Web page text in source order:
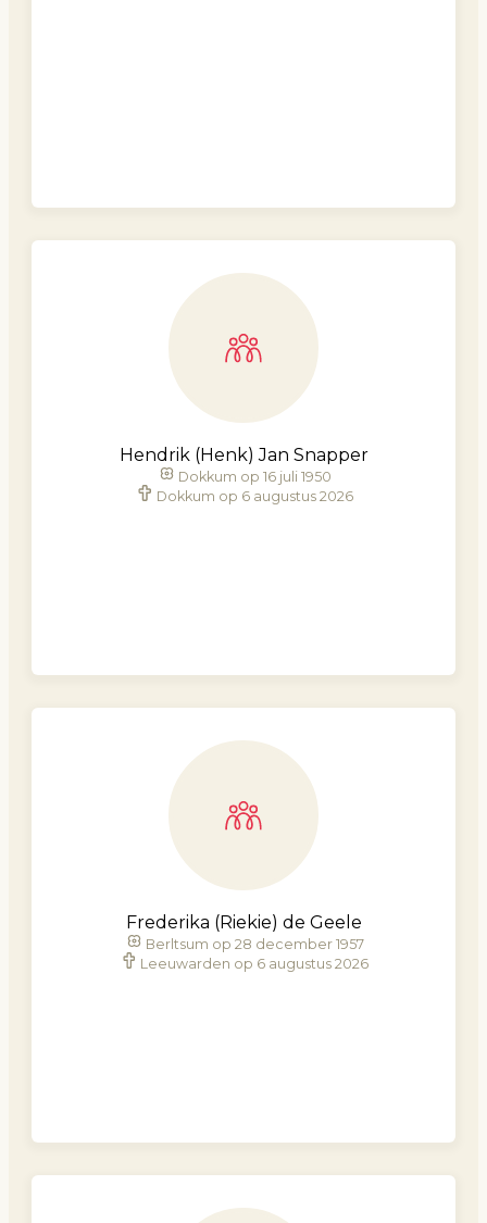
Hendrik (Henk) Jan Snapper
Dokkum op 16 juli 1950
Dokkum op 6 augustus 2026
Frederika (Riekie) de Geele
Berltsum op 28 december 1957
Leeuwarden op 6 augustus 2026